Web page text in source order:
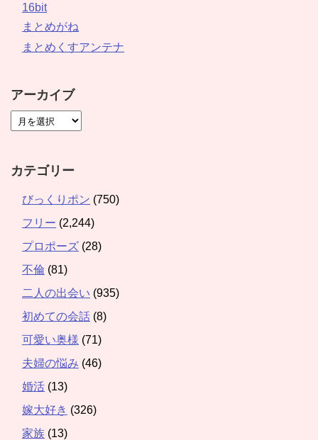
16bit
まとめがね
まとめくすアンテナ
アーカイブ
カテゴリー
びっくりポン (750)
フリー (2,244)
プロポーズ (28)
不倫 (81)
二人の出会い (935)
初めての会話 (8)
可愛い奥様 (71)
夫婦の悩み (46)
婚活 (13)
嫁大好き (326)
家族 (13)